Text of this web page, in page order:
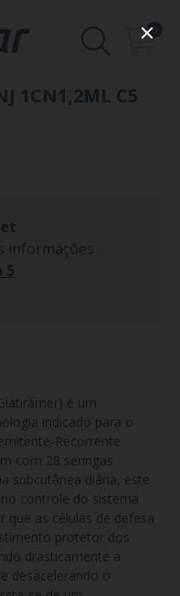
0
1CN1,2ML C5
informações
5
é um
indicado para o
Recorrente
com 28 seringas
subcutânea diária, este
controle do sistema
que as células de defesa
protetor dos
drasticamente a
desacelerando o